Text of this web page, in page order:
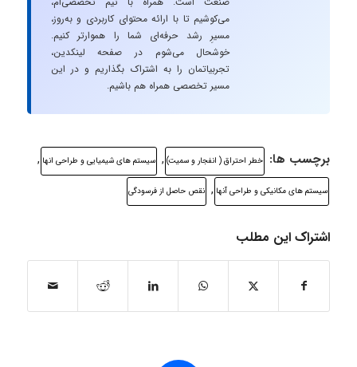
می‌کوشیم تا با ارائه محتوای کاربردی و به‌روز،
مسیرِ رشد حرفه‌ای شما را هموارتر کنیم.
خوشحال می‌شوم در صفحه لینکدین،
تجربیاتمان را به اشتراک بگذاریم و در این
مسیر تخصصی همراه هم باشیم.
برچسب ها: خطر احتراق ( انفجار و سمیت) , سیستم های شیمیایی و طراحی انها ,
سیستم های مکانیکی و طراحی آنها , نقص حاصل از فرسودگی
اشتراک این مطلب